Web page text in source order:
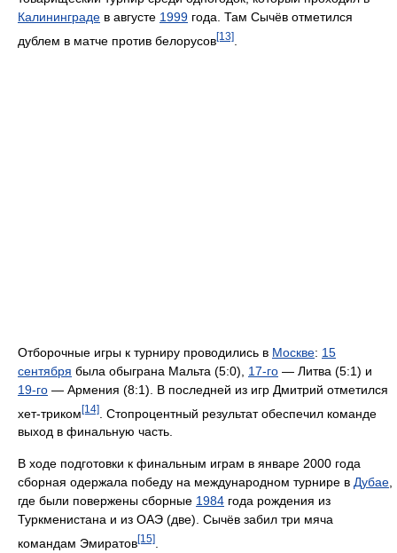
Калининграде в августе 1999 года. Там Сычёв отметился
дублем в матче против белорусов[13]
Отборочные игры к турниру проводились в Москве: 15
сентября была обыграна Мальта (5:0), 17-го — Литва (5:1) и
19-го — Армения (8:1). В последней из игр Дмитрий отметился
хет-триком[14]
. Стопроцентный результат обеспечил команде
выход в финальную часть.
В ходе подготовки к финальным играм в январе 2000 года
сборная одержала победу на международном турнире в Дубае
где были повержены сборные 1984 года рождения из
Туркменистана и из ОАЭ (две). Сычёв забил три мяча
командам Эмиратов[15]